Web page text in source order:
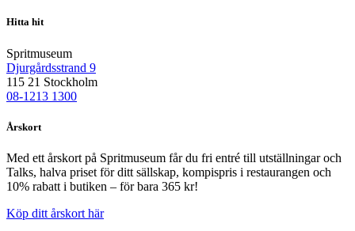
Hitta hit
Spritmuseum
Djurgårdsstrand 9
115 21 Stockholm
08-1213 1300
Årskort
Med ett årskort på Spritmuseum får du fri entré till utställningar och
Talks, halva priset för ditt sällskap, kompispris i restaurangen och
10% rabatt i butiken – för bara 365 kr!
Köp ditt årskort här